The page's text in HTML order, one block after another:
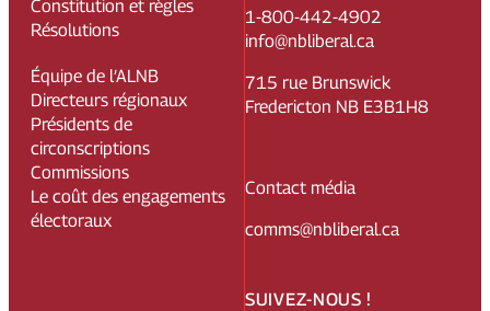
1-800-442-4902
info@nbliberal.ca
715 rue Brunswick
Fredericton NB E3B1H8
Contact média
comms@nbliberal.ca
Constitution et règles
Résolutions
Équipe de l’ALNB
Directeurs régionaux
Présidents de
circonscriptions
Commissions
Le coût des engagements
électoraux
SUIVEZ-NOUS !